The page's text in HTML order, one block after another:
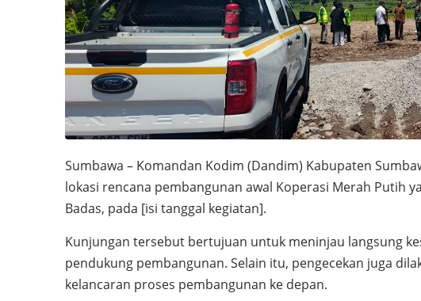
Sumbawa – Komandan Kodim (Dandim) Kabupaten
lokasi rencana pembangunan awal Koperasi Merah Putih
Badas, pada [isi tanggal kegiatan].
Kunjungan tersebut bertujuan untuk meninjau langsung
pendukung pembangunan. Selain itu, pengecekan juga
kelancaran proses pembangunan ke depan.